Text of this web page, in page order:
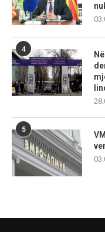
4
5